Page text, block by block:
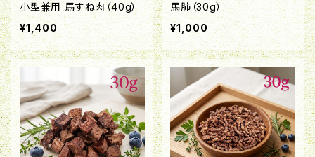
小型兼用 馬すね肉（40g）
¥1,400
馬肺（30g）
¥1,000